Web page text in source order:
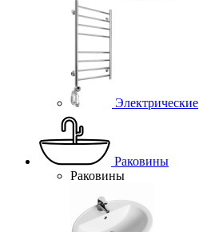
Электрические
Раковины
Раковины